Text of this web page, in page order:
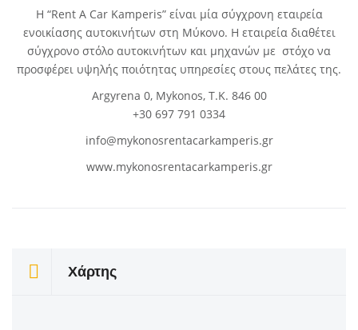
Η “Rent A Car Kamperis” είναι μία σύγχρονη εταιρεία
ενοικίασης αυτοκινήτων στη Μύκονο. Η εταιρεία διαθέτει
σύγχρονο στόλο αυτοκινήτων και μηχανών με στόχο να
προσφέρει υψηλής ποιότητας υπηρεσίες στους πελάτες της.
Argyrena 0, Mykonos, Τ.Κ. 846 00
+30 697 791 0334
info@mykonosrentacarkamperis.gr
www.mykonosrentacarkamperis.gr
Χάρτης